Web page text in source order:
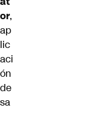
or,
ap
lic
aci
ón
de
sa